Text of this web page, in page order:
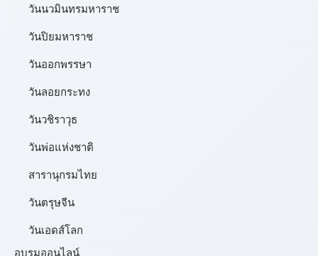
วันนวมินทรมหาราช
วันปิยมหาราช
วันออกพรรษา
วันลอยกระทง
วันวชิราวุธ
วันพ่อแห่งชาติ
สารานุกรมไทย
วันตรุษจีน
วันเอดส์โลก
อบรมออนไลน์